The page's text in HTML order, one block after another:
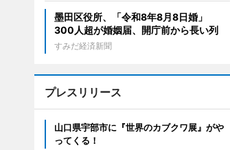
墨田区役所、「令和8年8月8日婚」
300人超が婚姻届、開庁前から長い列
すみだ経済新聞
プレスリリース
山口県宇部市に『世界のカブクワ展』がや
ってくる！